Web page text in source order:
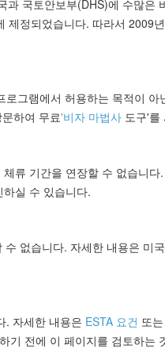
국토안보부(DHS)에 수많은
정되었습니다. 따라서 2009
그램에서 허용하는 목적이
하여 무료'비자 마법사 도구'를
류 기간을 연장할 수 없습니
하실 수 있습니다.
없습니다. 자세한 내용은 미
. 자세한 내용은 ESTA 요건 또는
기 전에 이 페이지를 검토하는